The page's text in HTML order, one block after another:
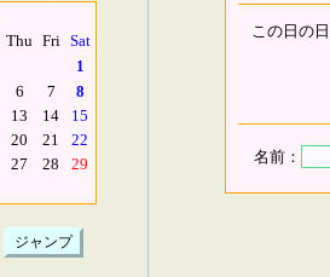
Thu Fri Sat
1
6 7
8
13 14
15
20 21
22
27 28
29
この日の
名前：